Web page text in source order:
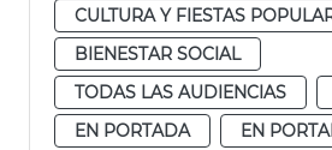
CULTURA Y FIESTAS
BIENESTAR SOCIAL
TODAS LAS AUDIENCIAS
EN PORTADA
EN